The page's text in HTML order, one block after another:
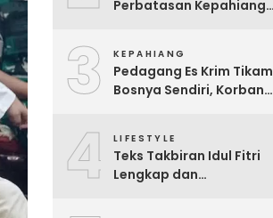
Perbatasan Kepahiang
3 KEPAHIANG
Pedagang Es Krim Tikam
Bosnya Sendiri, Korban
4 LIFESTYLE
Teks Takbiran Idul Fitri
Lengkap dan